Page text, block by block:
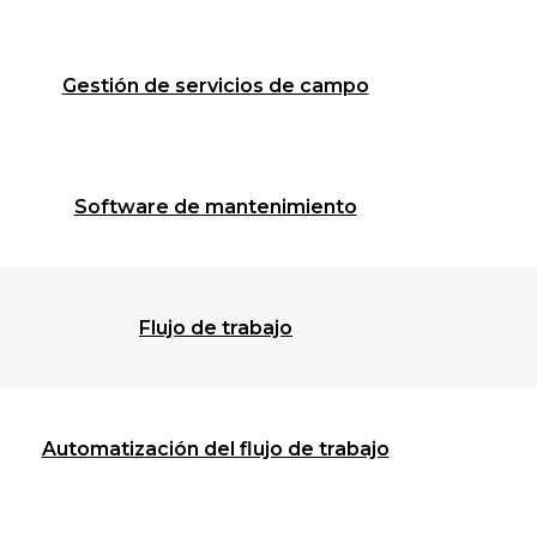
Gestión de servicios de campo
Software de mantenimiento
Flujo de trabajo
Automatización del flujo de trabajo